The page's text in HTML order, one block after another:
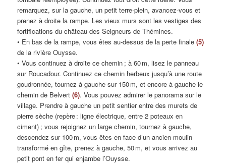
remarquez, sur la gauche, un petit terre-plein, avancez-vous et
prenez à droite la rampe. Les vieux murs sont les vestiges des
fortifications du château des Seigneurs de Thémines.
• En bas de la rampe, vous êtes au-dessus de la perte finale(5)
de la rivière Ouysse.
• Vous continuez à droite ce chemin ; à 60 m, lisez le panneau
sur Roucadour. Continuez ce chemin herbeux jusqu’à une route
goudronnée, tournez à gauche sur 150 m, et encore à gauche le
chemin de Belvert(6). Vous pouvez admirer le panorama sur le
village. Prendre à gauche un petit sentier entre des murets de
pierre sèche (repère : ligne électrique, entre 2 poteaux en
ciment) ; vous rejoignez un large chemin, tournez à gauche,
descendez sur 100 m, vous êtes en face d’un ancien moulin
transformé en gîte, prenez à gauche, 50 m, et vous arrivez au
petit pont en fer qui enjambe l’Ouysse.